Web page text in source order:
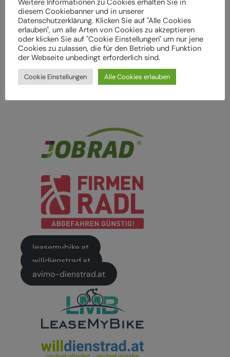
firmenradl.at
leasemybike.at
willdienstrad.at
avimo-dienstrad.at
diesem Cookiebanner und in unserer
Datenschutzerklärung. Klicken Sie auf "Alle Cookies
erlauben", um alle Arten von Cookies zu akzeptieren
oder klicken Sie auf "Cookie Einstellungen" um nur jene
Cookies zu zulassen, die für den Betrieb und Funktion
der Webseite unbedingt erforderlich sind.
Cookie Einstellungen Alle Cookies erlauben